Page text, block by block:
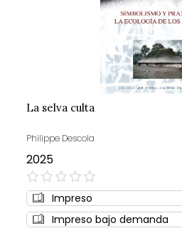
La selva culta
Philippe Descola
2025
0%
Impreso
Impreso bajo demanda